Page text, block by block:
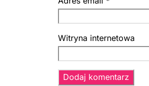
Witryna internetowa